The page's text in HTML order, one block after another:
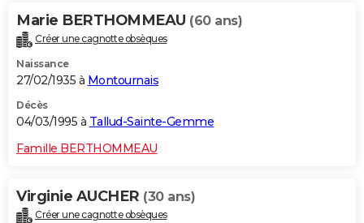
Marie BERTHOMMEAU (60 ans)
Créer une cagnotte obsèques
Naissance
27/02/1935 à Montournais
Décès
04/03/1995 à Tallud-Sainte-Gemme
Famille BERTHOMMEAU
Virginie AUCHER (30 ans)
Créer une cagnotte obsèques